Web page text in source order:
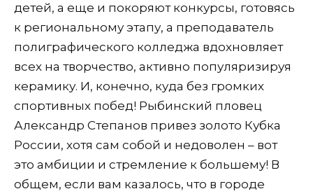
детей, а еще и покоряют конкурсы, готовясь
к региональному этапу, а преподаватель
полиграфического колледжа вдохновляет
всех на творчество, активно популяризируя
керамику. И, конечно, куда без громких
спортивных побед! Рыбинский пловец
Александр Степанов привез золото Кубка
России, хотя сам собой и недоволен – вот
это амбиции и стремление к большему! В
общем, если вам казалось, что в городе